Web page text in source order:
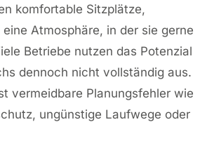
komfortable Sitzplätze,
Atmosphäre, in der sie gerne
Betriebe nutzen das Potenzial
dennoch nicht vollständig aus.
vermeidbare Planungsfehler wie
ungünstige Laufwege oder